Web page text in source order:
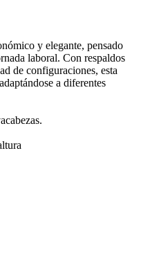
y elegante, pensado
laboral. Con respaldos
de configuraciones, esta
a diferentes